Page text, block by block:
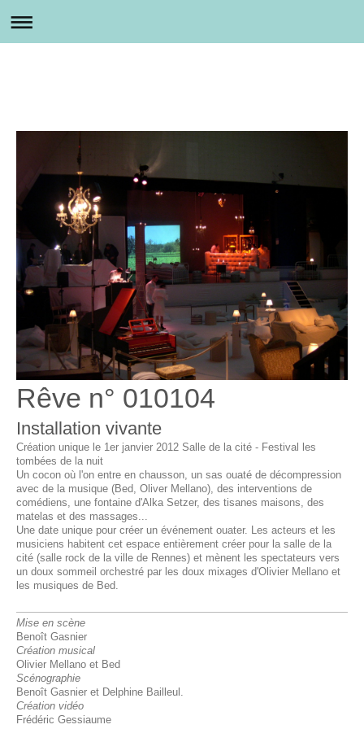
Rêve n° 010104
Installation vivante
Création unique le 1er janvier 2012 Salle de la cité - Festival les
tombées de la nuit
Un cocon où l'on entre en chausson, un sas ouaté de décompression
avec de la musique (Bed, Oliver Mellano), des interventions de
comédiens, une fontaine d'Alka Setzer, des tisanes maisons, des
matelas et des massages...
Une date unique pour créer un événement ouater. Les acteurs et les
musiciens habitent cet espace entièrement créer pour la salle de la
cité (salle rock de la ville de Rennes) et mènent les spectateurs vers
un doux sommeil orchestré par les doux mixages d'Olivier Mellano et
les musiques de Bed.
Mise en scène
Benoît Gasnier
Création musical
Olivier Mellano et Bed
Scénographie
Benoît Gasnier et Delphine Bailleul.
Création vidéo
Frédéric Gessiaume